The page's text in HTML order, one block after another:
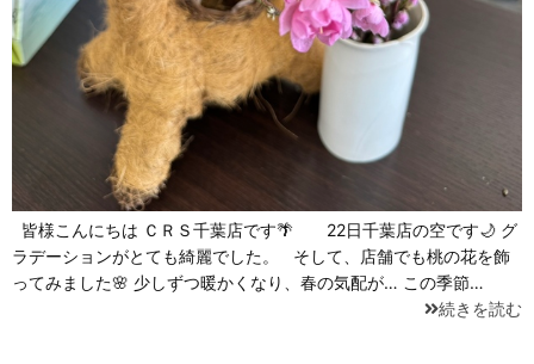
皆様こんにちは ＣＲＳ千葉店です🌴 22日千葉店の空です🌙 グ
ラデーションがとても綺麗でした。 そして、店舗でも桃の花を飾
ってみました🌸 少しずつ暖かくなり、春の気配が… この季節…
続きを読む